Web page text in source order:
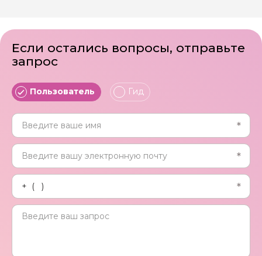
Если остались вопросы, отправьте
запрос
Пользователь Гид